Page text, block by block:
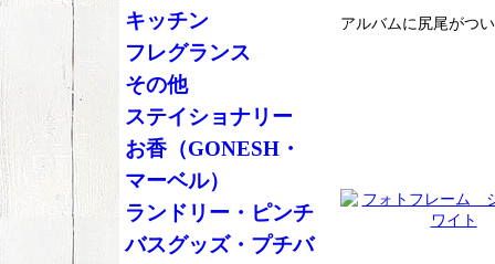
アルバムに尻尾がつ
キッチン
フレグランス
その他
ステイショナリー
お香（GONESH・
マーベル）
ランドリー・ピンチ
バスグッズ・プチバ